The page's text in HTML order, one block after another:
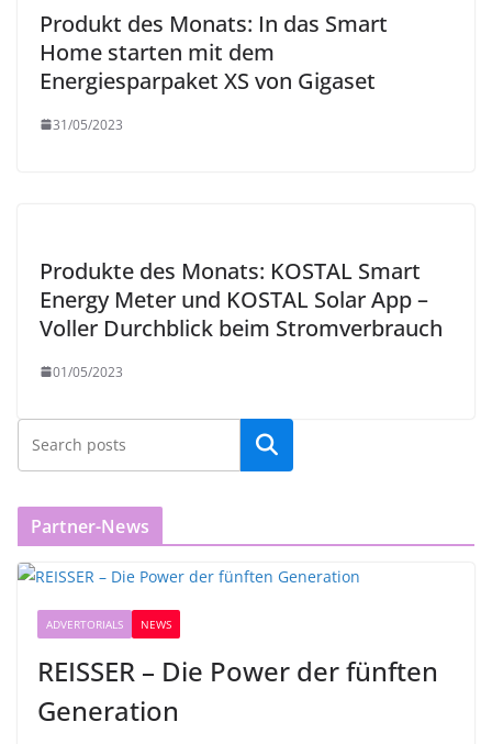
Produkt des Monats: In das Smart
Home starten mit dem
Energiesparpaket XS von Gigaset
31/05/2023
Produkte des Monats: KOSTAL Smart
Energy Meter und KOSTAL Solar App –
Voller Durchblick beim Stromverbrauch
01/05/2023
Partner-News
ADVERTORIALS NEWS
REISSER – Die Power der fünften
Generation